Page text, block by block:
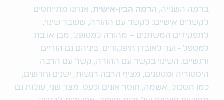
ברמה השנייה, הרמה הבין-אישית, אנחנו מתייחסים
לקשרים אישיים: לקשר עם ההורה, שעובר שינוי,
לתפקידים המשתנים – מהורה למטופל, מבן או בת
למטפל - ועד לאובדן תיפקודים, ביניהם גם הוריים
ורגשיים. השינוי בקשר עם ההורה, קשר עם הרבה
היסטוריה ומטענים, מציף הרבה רגשות, ישנים וחדשים,
כמו תסכול, אשמה, חוסר אונים וכעס. מצד שני, עולות גם